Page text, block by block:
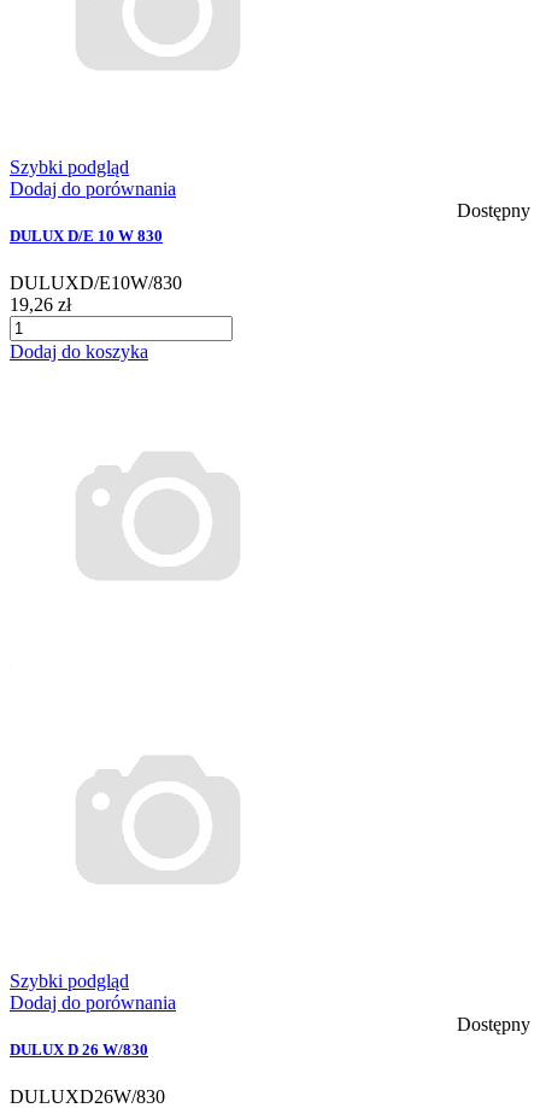
Szybki podgląd
Dodaj do porównania
Dostępny
DULUX D/E 10 W 830
DULUXD/E10W/830
19,26 zł
Dodaj do koszyka
Szybki podgląd
Dodaj do porównania
Dostępny
DULUX D 26 W/830
DULUXD26W/830